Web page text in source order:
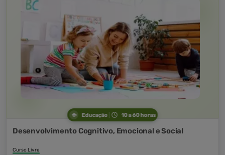
Educação 10 a 60 horas
Desenvolvimento Cognitivo, Emocional e Social
Curso Livre